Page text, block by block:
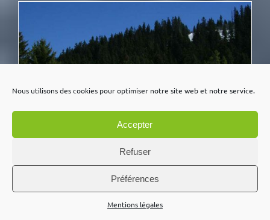
Nous utilisons des cookies pour optimiser notre site web et notre service.
Accepter
Refuser
Préférences
Mentions légales